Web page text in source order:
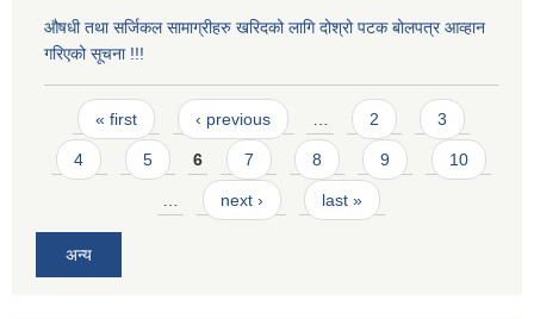
औषधी तथा सर्जिकल सामाग्रीहरु खरिदको लागि दोश्रो पटक बोलपत्र आव्हान
गरिएको सूचना !!!
Pages
« first ‹ previous 2 3
4 5 6 7 8 9 10
next › last »
अन्य